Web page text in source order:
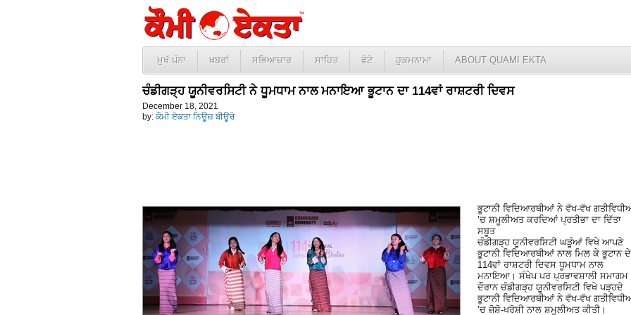
ਮੁਖੱ ਪੰਨਾ ਖ਼ਬਰਾਂ ਸਭਿਆਚਾਰ ਸਾਹਿਤ ਫੋਟੋ ਹੁਕਮਨਾਮਾ ABOUT QUAMI EKTA
ਚੰਡੀਗੜ੍ਹ ਯੂਨੀਵਰਸਿਟੀ ਨੇ ਧੂਮਧਾਮ ਨਾਲ ਮਨਾਇਆ ਭੂਟਾਨ ਦਾ 114ਵਾਂ ਰਾਸ਼ਟਰੀ ਦਿਵਸ
December 18, 2021
by: ਕੌਮੀ ਏਕਤਾ ਨਿਊਜ਼ ਬੀਊਰੋ
ਭੂਟਾਨੀ ਵਿਦਿਆਰਥੀਆਂ ਨੇ ਵੱਖ-ਵੱਖ
’ਚ ਸ਼ਮੂਲੀਅਤ ਕਰਦਿਆਂ ਪ੍ਰਤੀਭਾ ਦਾ ਦਿੱਤਾ
ਸਬੂਤ
ਚੰਡੀਗੜ੍ਹ ਯੂਨੀਵਰਸਿਟੀ ਘੜੂੰਆਂ ਵਿਖੇ ਆਪਣੇ
ਭੂਟਾਨੀ ਵਿਦਿਆਰਥੀਆਂ ਨਾਲ ਮਿਲ ਕੇ ਭੂਟਾਨ ਦੇ
114ਵਾਂ ਰਾਸ਼ਟਰੀ ਦਿਵਸ ਧੂਮਧਾਮ ਨਾਲ
ਮਨਾਇਆ। ਸੰਖੇਪ ਪਰ ਪ੍ਰਭਾਵਸ਼ਾਲੀ ਸਮਾਗਮ
ਦੌਰਾਨ ਚੰਡੀਗੜ੍ਹ ਯੂਨੀਵਰਸਿਟੀ ਵਿਖੇ ਪੜ੍ਹਦੇ
ਭੂਟਾਨੀ ਵਿਦਿਆਰਥੀਆਂ ਨੇ ਵੱਖ-ਵੱਖ
’ਚ ਜ਼ੋਸ਼ੋ-ਖਰੋਸ਼ੀ ਨਾਲ ਸ਼ਮੂਲੀਅਤ ਕੀਤੀ।